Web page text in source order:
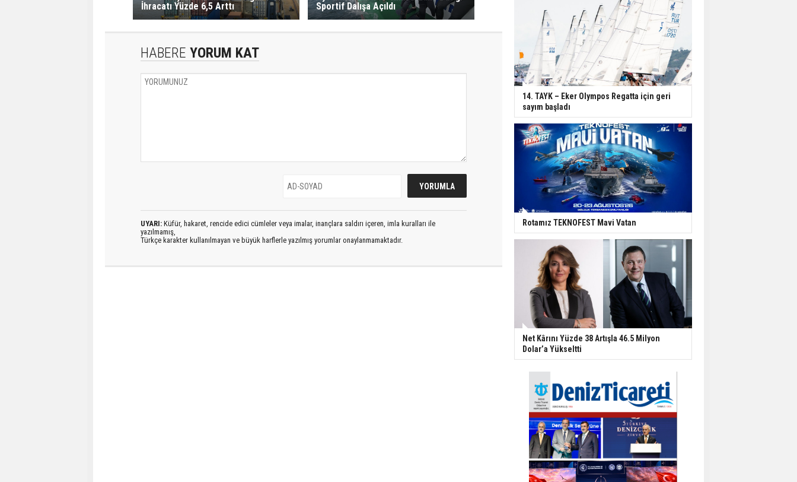
İhracatı Yüzde 6,5 Arttı
Sportif Dalışa Açıldı
HABERE YORUM KAT
UYARI: Küfür, hakaret, rencide edici cümleler veya imalar, inançlara saldırı içeren, imla kuralları ile
yazılmamış,
Türkçe karakter kullanılmayan ve büyük harflerle yazılmış yorumlar onaylanmamaktadır.
14. TAYK – Eker Olympos Regatta için geri
sayım başladı
Rotamız TEKNOFEST Mavi Vatan
Net Kârını Yüzde 38 Artışla 46.5 Milyon
Dolar’a Yükseltti